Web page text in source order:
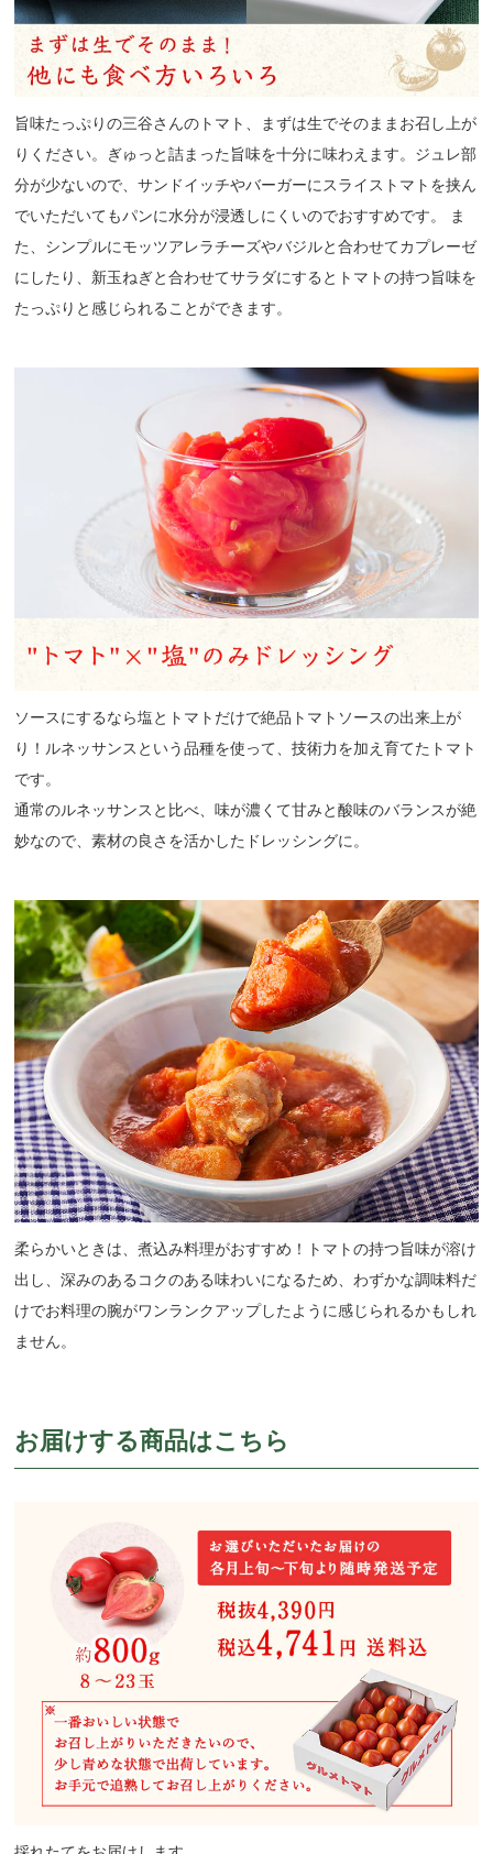
旨味たっぷりの三谷さんのトマト、まずは生でそのままお召し上が
りください。ぎゅっと詰まった旨味を十分に味わえます。ジュレ部
分が少ないので、サンドイッチやバーガーにスライストマトを挟ん
でいただいてもパンに水分が浸透しにくいのでおすすめです。 ま
た、シンプルにモッツアレラチーズやバジルと合わせてカプレーゼ
にしたり、新玉ねぎと合わせてサラダにするとトマトの持つ旨味を
たっぷりと感じられることができます。
ソースにするなら塩とトマトだけで絶品トマトソースの出来上が
り！ルネッサンスという品種を使って、技術力を加え育てたトマト
です。
通常のルネッサンスと比べ、味が濃くて甘みと酸味のバランスが絶
妙なので、素材の良さを活かしたドレッシングに。
柔らかいときは、煮込み料理がおすすめ！トマトの持つ旨味が溶け
出し、深みのあるコクのある味わいになるため、わずかな調味料だ
けでお料理の腕がワンランクアップしたように感じられるかもしれ
ません。
お届けする商品はこちら